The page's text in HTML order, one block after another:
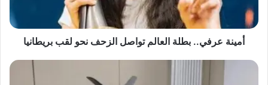
ي
ب
أمينة عرفي.. بطلة العالم تواصل الزحف نحو لقب بريطانيا
ا